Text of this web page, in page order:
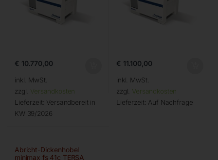
€ 10.770,00
inkl. MwSt.
zzgl. Versandkosten
Lieferzeit: Versandbereit in
KW 39/2026
€ 11.100,00
inkl. MwSt.
zzgl. Versandkosten
Lieferzeit: Auf Nachfrage
Abricht-Dickenhobel
minimax fs 41c TERSA